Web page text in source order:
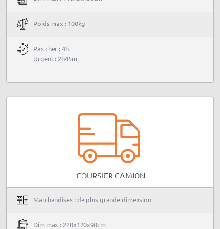
Poids max : 100kg
Pas cher : 4h
Urgent : 2h45m
COURSIER CAMION
Marchandises : de plus grande dimension
Dim max : 220x120x90cm